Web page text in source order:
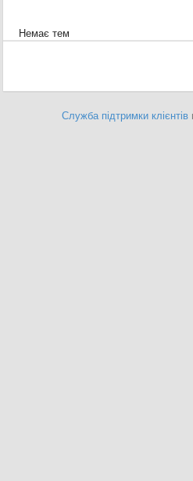
Немає тем
Служба підтримки клієнтів